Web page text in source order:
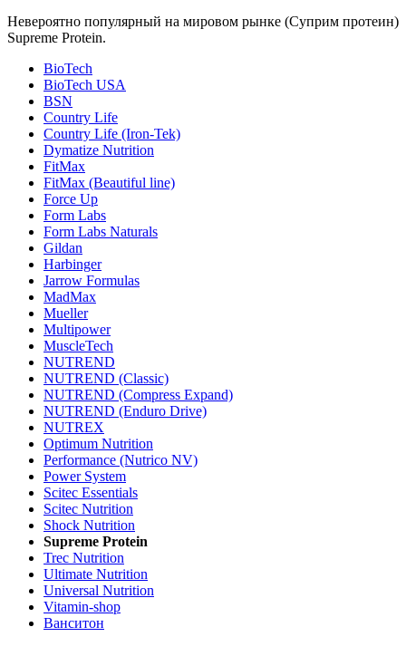
Невероятно популярный на мировом рынке (Суприм протеин)
Supreme Protein.
BioTech
BioTech USA
BSN
Country Life
Country Life (Iron-Tek)
Dymatize Nutrition
FitMax
FitMax (Beautiful line)
Force Up
Form Labs
Form Labs Naturals
Gildan
Harbinger
Jarrow Formulas
MadMax
Mueller
Multipower
MuscleTech
NUTREND
NUTREND (Classic)
NUTREND (Compress Expand)
NUTREND (Enduro Drive)
NUTREX
Optimum Nutrition
Performance (Nutrico NV)
Power System
Scitec Essentials
Scitec Nutrition
Shock Nutrition
Supreme Protein
Trec Nutrition
Ultimate Nutrition
Universal Nutrition
Vitamin-shop
Ванситон